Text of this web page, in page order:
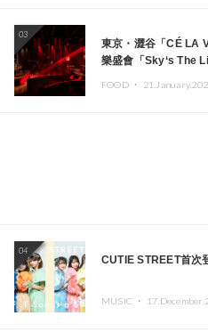
03
東京・澀谷「CÉ LA
樂盛會「Sky‘s The
FOOD ・
04
CUTIE STREET首次
MUSIC ・